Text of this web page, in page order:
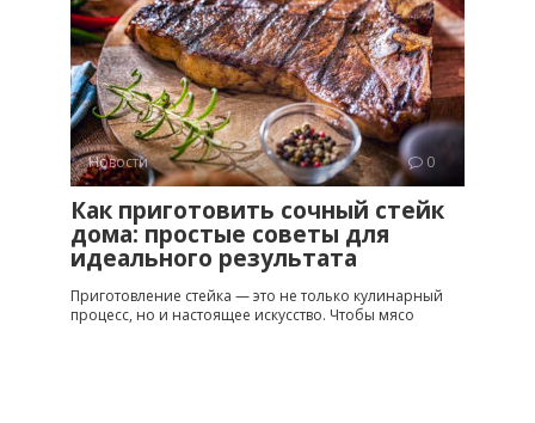
Новости 0
Как приготовить сочный стейк
дома: простые советы для
идеального результата
Приготовление стейка — это не только кулинарный
процесс, но и настоящее искусство. Чтобы мясо